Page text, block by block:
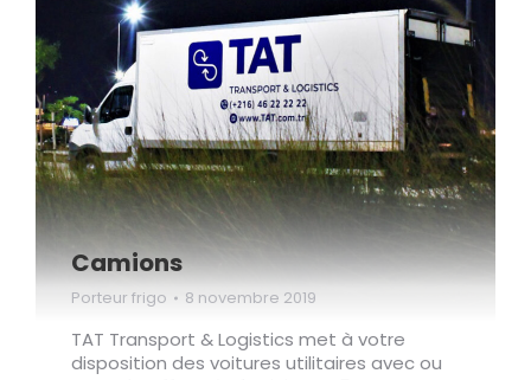
Camions
Porteur frigo 8 novembre 2019
TAT Transport & Logistics met à votre
disposition des voitures utilitaires avec ou